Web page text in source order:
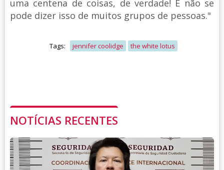
uma centena de coisas, de verdade! E não se
pode dizer isso de muitos grupos de pessoas."
Tags: jennifer coolidge the white lotus
NOTÍCIAS RECENTES